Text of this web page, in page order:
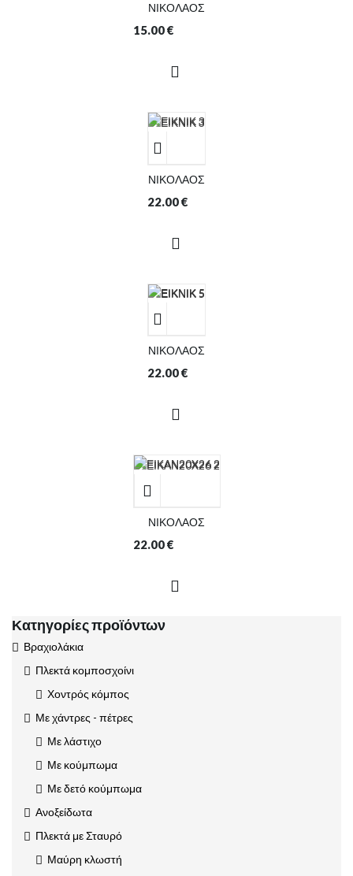
ΝΙΚΟΛΑΟΣ
15.00€
ΝΙΚΟΛΑΟΣ
22.00€
ΝΙΚΟΛΑΟΣ
22.00€
ΝΙΚΟΛΑΟΣ
22.00€
Κατηγορίες προϊόντων
Βραχιολάκια
Πλεκτά κομποσχοίνι
Χοντρός κόμπος
Με χάντρες - πέτρες
Με λάστιχο
Με κούμπωμα
Με δετό κούμπωμα
Ανοξείδωτα
Πλεκτά με Σταυρό
Μαύρη κλωστή